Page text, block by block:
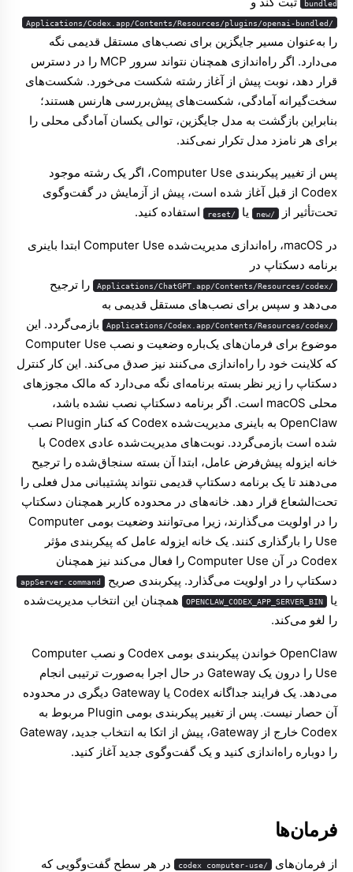
bundled
/Applications/Codex.app/Contents/Resources/plugins/openai-bundled
را به‌عنوان مسیر جایگزین برای نصب‌های مستقل قدیمی نگه
می‌دارد. اگر راه‌اندازی همچنان نتواند سرور MCP را در دسترس
قرار دهد، نوبت پیش از آغاز رشته شکست می‌خورد. شکست‌های
سخت‌گیرانه آمادگی، شکست‌های پیش‌بررسی هارنس هستند؛
بنابراین بازگشت به مدل جایگزین، توالی یکسان آمادگی محلی را
برای هر نامزد مدل تکرار نمی‌کند.
پس از تغییر پیکربندی Computer Use، اگر یک رشته موجود
Codex از قبل آغاز شده است، پیش از آزمایش در گفت‌وگوی
تحت‌تأثیر از
/new یا /reset استفاده کنید.
در macOS، راه‌اندازی مدیریت‌شده Computer Use ابتدا باینری
برنامه دسکتاپ در
/Applications/ChatGPT.app/Contents/Resources/codex
را ترجیح
می‌دهد و سپس برای نصب‌های مستقل قدیمی به
/Applications/Codex.app/Contents/Resources/codex
بازمی‌گردد. این
موضوع برای فرمان‌های یک‌باره وضعیت و نصب Computer Use
که کلاینت خود را راه‌اندازی می‌کنند نیز صدق می‌کند. این کار کنترل
دسکتاپ را زیر نظر بسته برنامه‌ای نگه می‌دارد که مالک مجوزهای
محلی macOS است. اگر برنامه دسکتاپ نصب نشده باشد،
OpenClaw به باینری مدیریت‌شده Codex که کنار Plugin نصب
شده است بازمی‌گردد. نوبت‌های مدیریت‌شده عادی Codex با
خانه ایزوله پیش‌فرض عامل، ابتدا آن بسته سنجاق‌شده را ترجیح
می‌دهند تا یک برنامه دسکتاپ قدیمی نتواند پشتیبانی مدل فعلی را
تحت‌الشعاع قرار دهد. خانه‌های در محدوده کاربر همچنان دسکتاپ
را در اولویت می‌گذارند، زیرا می‌توانند وضعیت بومی Computer
Use را بارگذاری کنند. یک خانه ایزوله عامل که پیکربندی مؤثر
Codex در آن Computer Use را فعال می‌کند نیز همچنان
دسکتاپ را در اولویت می‌گذارد. پیکربندی صریح
appServer.command
یا OPENCLAW_CODEX_APP_SERVER_BIN همچنان این انتخاب مدیریت‌شده
را لغو می‌کند.
OpenClaw خواندن پیکربندی بومی Codex و نصب Computer
Use را درون یک Gateway در حال اجرا به‌صورت ترتیبی انجام
می‌دهد. یک فرایند جداگانه Codex یا Gateway دیگری در محدوده
آن حصار نیست. پس از تغییر پیکربندی بومی Plugin مربوط به
Codex خارج از Gateway، پیش از اتکا به انتخاب جدید، Gateway
را دوباره راه‌اندازی کنید و یک گفت‌وگوی جدید آغاز کنید.
فرمان‌ها
از فرمان‌های /codex computer-use
در هر سطح گفت‌وگویی که